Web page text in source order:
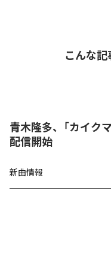
こんな記
青木隆多、「カイク
配信開始
新曲情報